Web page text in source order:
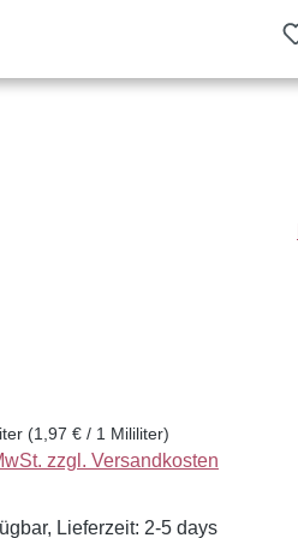
(1,97 € / 1 Mililiter)
zzgl. Versandkosten
Lieferzeit: 2-5 days